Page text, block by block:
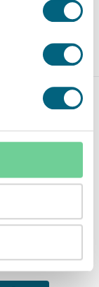
ECB-S
inbraa...